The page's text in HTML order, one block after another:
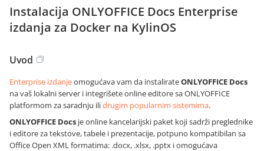
Instalacija ONLYOFFICE Docs Enterprise
izdanja za Docker na KylinOS
Uvod
Enterprise izdanjeomogućava vam da instalirateONLYOFFICE Docs
na vaš lokalni server i integrišete online editore sa ONLYOFFICE
platformom za saradnju ilidrugim popularnim sistemima.
ONLYOFFICE Docs je online kancelarijski paket koji sadrži preglednike
i editore za tekstove, tabele i prezentacije, potpuno kompatibilan sa
Office Open XML formatima: .docx, .xlsx, .pptx i omogućava